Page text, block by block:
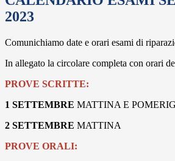
2023
Comunichiamo date e orari esami di
In allegato la circolare completa con orari
PROVE SCRITTE:
1 SETTEMBRE MATTINA E
2 SETTEMBRE MATTINA
PROVE ORALI: